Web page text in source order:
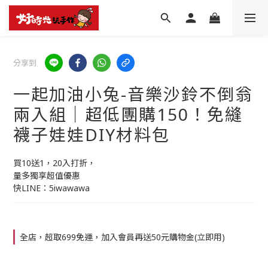
分享到
一起加油小兔-音樂沙鈴不倒翁
兩入組│超低團購150！免縫
襪子娃娃DIY材料包
買10送1，20入打折，
量多獨享超值優惠
快LINE：5iwawawa
全店，超取699免運，加入會員再送50元購物金(立即用)